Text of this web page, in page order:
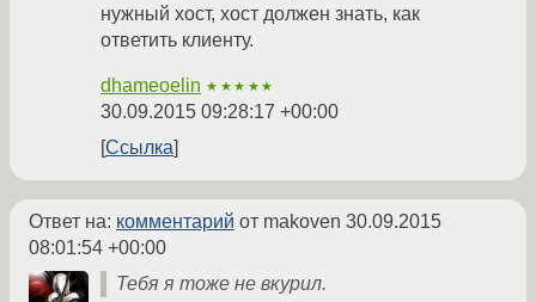
нужный хост, хост должен знать, как
ответить клиенту.
dhameoelin ★★★★★
30.09.2015 09:28:17 +00:00
Ссылка
Ответ на: комментарий от makoven 30.09.2015
08:01:54 +00:00
Тебя я тоже не вкурил.